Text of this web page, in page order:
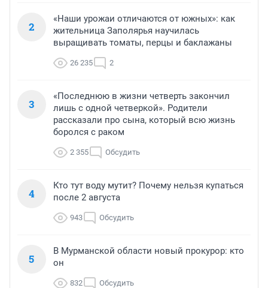
2
«Наши урожаи отличаются от южных»: как
жительница Заполярья научилась
выращивать томаты, перцы и баклажаны
26 235 2
3
«Последнюю в жизни четверть закончил
лишь с одной четверкой». Родители
рассказали про сына, который всю жизнь
боролся с раком
2 355 Обсудить
4
Кто тут воду мутит? Почему нельзя купаться
после 2 августа
943 Обсудить
5
В Мурманской области новый прокурор: кто
он
832 Обсудить